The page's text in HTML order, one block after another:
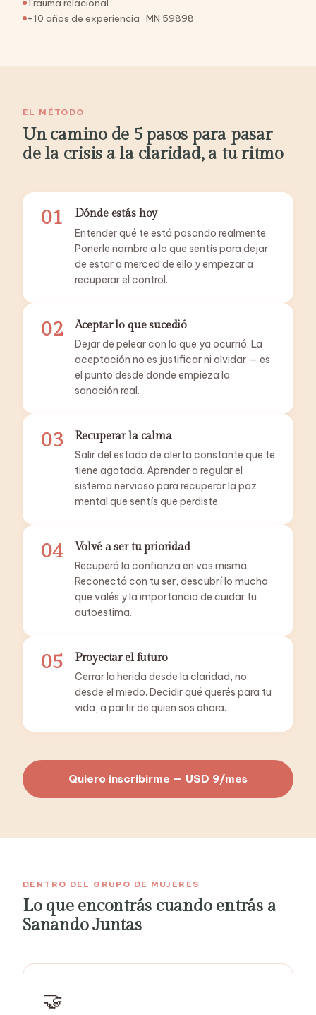
Trauma relacional
+10 años de experiencia · MN 59898
EL MÉTODO
Un camino de 5 pasos para pasar
de la crisis a la claridad, a tu ritmo
01 Dónde estás hoy
Entender qué te está pasando realmente.
Ponerle nombre a lo que sentís para dejar
de estar a merced de ello y empezar a
recuperar el control.
02 Aceptar lo que sucedió
Dejar de pelear con lo que ya ocurrió. La
aceptación no es justificar ni olvidar — es
el punto desde donde empieza la
sanación real.
03 Recuperar la calma
Salir del estado de alerta constante que te
tiene agotada. Aprender a regular el
sistema nervioso para recuperar la paz
mental que sentís que perdiste.
04 Volvé a ser tu prioridad
Recuperá la confianza en vos misma.
Reconectá con tu ser, descubrí lo mucho
que valés y la importancia de cuidar tu
autoestima.
05 Proyectar el futuro
Cerrar la herida desde la claridad, no
desde el miedo. Decidir qué querés para tu
vida, a partir de quien sos ahora.
Quiero inscribirme — USD 9/mes
DENTRO DEL GRUPO DE MUJERES
Lo que encontrás cuando entrás a
Sanando Juntas
🤝